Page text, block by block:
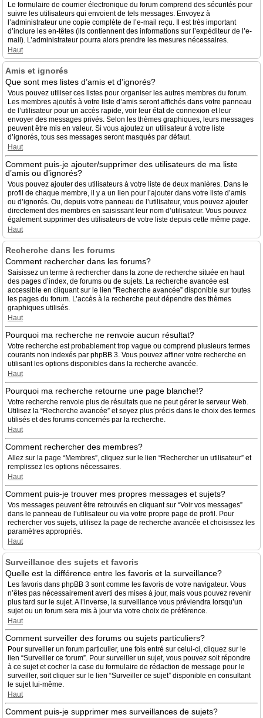
Le formulaire de courrier électronique du forum comprend des sécurités pour
suivre les utilisateurs qui envoient de tels messages. Envoyez à
l’administrateur une copie complète de l’e-mail reçu. Il est très important
d’inclure les en-têtes (ils contiennent des informations sur l’expéditeur de l’e-
mail). L’administrateur pourra alors prendre les mesures nécessaires.
Haut
Amis et ignorés
Que sont mes listes d’amis et d’ignorés?
Vous pouvez utiliser ces listes pour organiser les autres membres du forum.
Les membres ajoutés à votre liste d’amis seront affichés dans votre panneau
de l’utilisateur pour un accès rapide, voir leur état de connexion et leur
envoyer des messages privés. Selon les thèmes graphiques, leurs messages
peuvent être mis en valeur. Si vous ajoutez un utilisateur à votre liste
d’ignorés, tous ses messages seront masqués par défaut.
Haut
Comment puis-je ajouter/supprimer des utilisateurs de ma liste
d’amis ou d’ignorés?
Vous pouvez ajouter des utilisateurs à votre liste de deux manières. Dans le
profil de chaque membre, il y a un lien pour l’ajouter dans votre liste d’amis
ou d’ignorés. Ou, depuis votre panneau de l’utilisateur, vous pouvez ajouter
directement des membres en saisissant leur nom d’utilisateur. Vous pouvez
également supprimer des utilisateurs de votre liste depuis cette même page.
Haut
Recherche dans les forums
Comment rechercher dans les forums?
Saisissez un terme à rechercher dans la zone de recherche située en haut
des pages d’index, de forums ou de sujets. La recherche avancée est
accessible en cliquant sur le lien “Recherche avancée” disponible sur toutes
les pages du forum. L’accès à la recherche peut dépendre des thèmes
graphiques utilisés.
Haut
Pourquoi ma recherche ne renvoie aucun résultat?
Votre recherche est probablement trop vague ou comprend plusieurs termes
courants non indexés par phpBB 3. Vous pouvez affiner votre recherche en
utilisant les options disponibles dans la recherche avancée.
Haut
Pourquoi ma recherche retourne une page blanche!?
Votre recherche renvoie plus de résultats que ne peut gérer le serveur Web.
Utilisez la “Recherche avancée” et soyez plus précis dans le choix des termes
utilisés et des forums concernés par la recherche.
Haut
Comment rechercher des membres?
Allez sur la page “Membres”, cliquez sur le lien “Rechercher un utilisateur” et
remplissez les options nécessaires.
Haut
Comment puis-je trouver mes propres messages et sujets?
Vos messages peuvent être retrouvés en cliquant sur “Voir vos messages”
dans le panneau de l’utilisateur ou via votre propre page de profil. Pour
rechercher vos sujets, utilisez la page de recherche avancée et choisissez les
paramètres appropriés.
Haut
Surveillance des sujets et favoris
Quelle est la différence entre les favoris et la surveillance?
Les favoris dans phpBB 3 sont comme les favoris de votre navigateur. Vous
n’êtes pas nécessairement averti des mises à jour, mais vous pouvez revenir
plus tard sur le sujet. A l’inverse, la surveillance vous préviendra lorsqu’un
sujet ou un forum sera mis à jour via votre choix de préférence.
Haut
Comment surveiller des forums ou sujets particuliers?
Pour surveiller un forum particulier, une fois entré sur celui-ci, cliquez sur le
lien “Surveiller ce forum”. Pour surveiller un sujet, vous pouvez soit répondre
à ce sujet et cocher la case du formulaire de rédaction de message pour le
surveiller, soit cliquer sur le lien “Surveiller ce sujet” disponible en consultant
le sujet lui-même.
Haut
Comment puis-je supprimer mes surveillances de sujets?